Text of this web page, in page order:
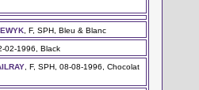
, F, SPH, Bleu & Blanc
02-1996, Black
, F, SPH, 08-08-1996, Chocolat